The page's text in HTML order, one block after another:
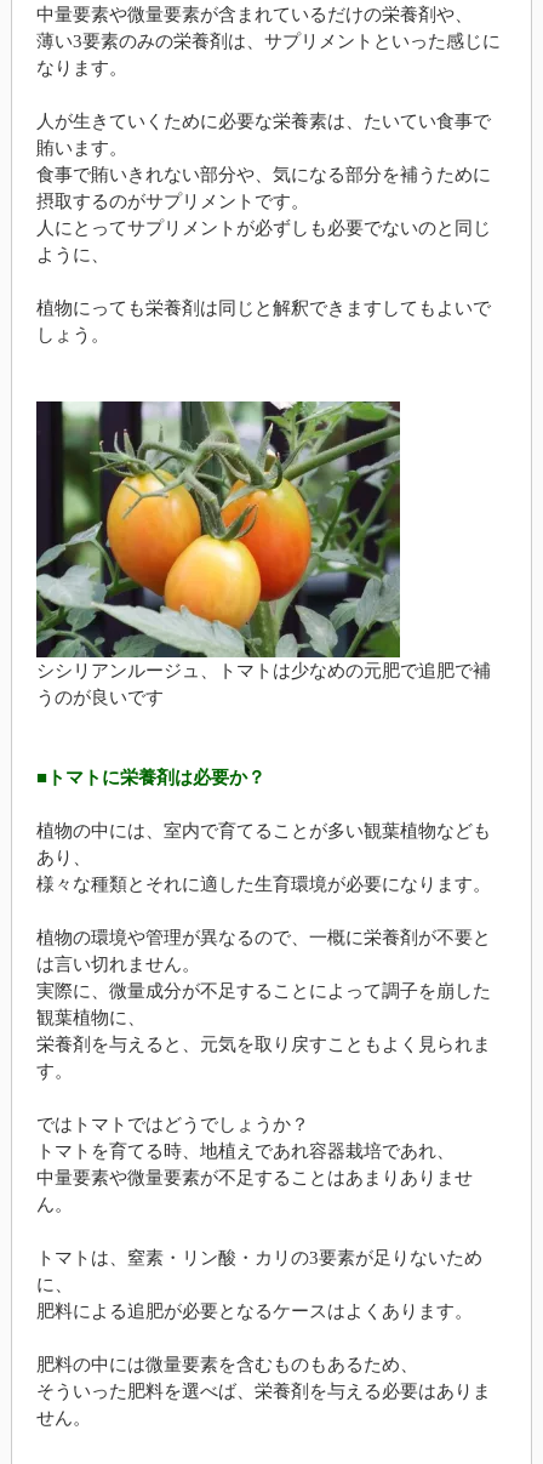
中量要素や微量要素が含まれているだけの栄養剤や、
薄い3要素のみの栄養剤は、サプリメントといった感じに
なります。
人が生きていくために必要な栄養素は、たいてい食事で
賄います。
食事で賄いきれない部分や、気になる部分を補うために
摂取するのがサプリメントです。
人にとってサプリメントが必ずしも必要でないのと同じ
ように、
植物にっても栄養剤は同じと解釈できますしてもよいで
しょう。
シシリアンルージュ、トマトは少なめの元肥で追肥で補
うのが良いです
■トマトに栄養剤は必要か？
植物の中には、室内で育てることが多い観葉植物なども
あり、
様々な種類とそれに適した生育環境が必要になります。
植物の環境や管理が異なるので、一概に栄養剤が不要と
は言い切れません。
実際に、微量成分が不足することによって調子を崩した
観葉植物に、
栄養剤を与えると、元気を取り戻すこともよく見られま
す。
ではトマトではどうでしょうか？
トマトを育てる時、地植えであれ容器栽培であれ、
中量要素や微量要素が不足することはあまりありませ
ん。
トマトは、窒素・リン酸・カリの3要素が足りないため
に、
肥料による追肥が必要となるケースはよくあります。
肥料の中には微量要素を含むものもあるため、
そういった肥料を選べば、栄養剤を与える必要はありま
せん。